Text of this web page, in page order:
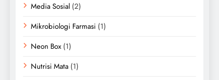
Media Sosial (2)
Mikrobiologi Farmasi (1)
Neon Box (1)
Nutrisi Mata (1)